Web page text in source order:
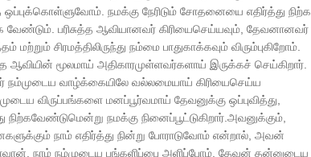
ஒப்புக்கொள்ளுவோம். நமக்கு நேரிடும் சோதனையை எதிர்த்து நிற்க
வேண்டும். பரிசுத்த ஆவியானவர் கிரியைசெய்யவும், தேவனானவர்
சிரமத்திலிருந்து நம்மை பாதுகாக்கவும் விரும்புகிறோம்.
ஆவியின் மூலமாய் அதிகாரமுள்ளவர்களாய் இருக்கச் செய்கிறார்.
நம்முடைய வாழ்க்கையிலே வல்லமையாய் கிரியைசெய்ய
விருப்பங்களை மனப்பூர்வமாய் தேவனுக்கு ஒப்புவித்து,
நிற்கவேண்டுமென்று நமக்கு நினைப்பூட்டுகிறார்.அவனுக்கும்,
நாம் எதிர்த்து நின்று போராடுவோம் என்றால், அவன்
நாம் நம்முடைய பங்களிப்பை அளிப்போம். தேவன் தன்னுடைய